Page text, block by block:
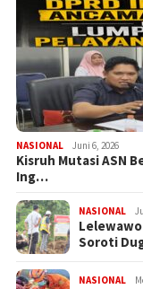
NASIONAL Juni 6, 2026
Kisruh Mutasi ASN
Ing…
NASIONAL
Lelewawo
Soroti
NASIONAL